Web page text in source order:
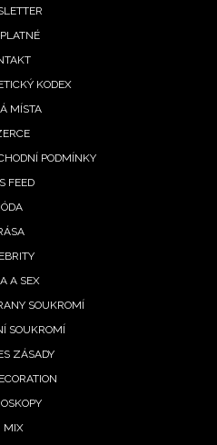
zajímavé a exkluzivní
Pokud souhlasíte se
s.r.o.
KODEX
MÍSTA
PODMÍNKY
FEED
A SEX
SOUKROMÍ
SOUKROMÍ
ZÁSADY
MIX